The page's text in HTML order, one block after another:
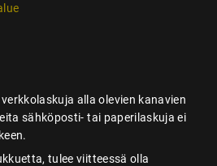
alla olevien kanavien
sähköposti- tai paperilaskuja ei
tulee viitteessä olla